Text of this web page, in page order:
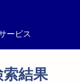
ービス
索結果